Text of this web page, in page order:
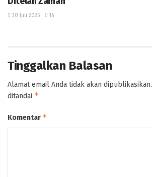
30 Juli 2025 16
Tinggalkan Balasan
Alamat email Anda tidak akan dipublikasikan.
ditandai *
Komentar *